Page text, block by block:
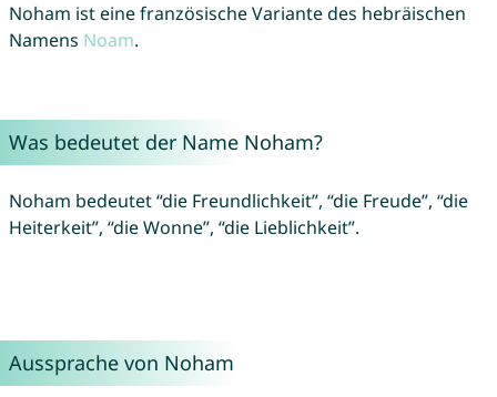
Noham ist eine französische Variante des hebräischen
Namens Noam.
Was bedeutet der Name Noham?
Noham bedeutet “die Freundlichkeit”, “die Freude”, “die
Heiterkeit”, “die Wonne”, “die Lieblichkeit”.
Aussprache von Noham